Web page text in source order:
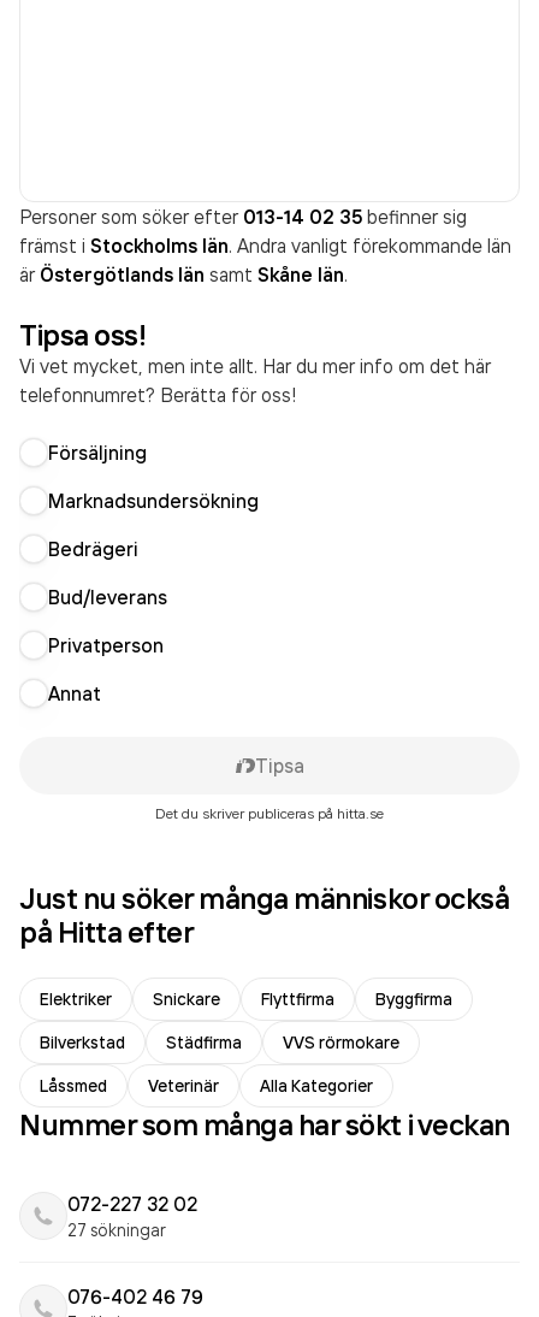
Personer som söker efter 013-14 02 35 befinner sig
främst i Stockholms län. Andra vanligt förekommande län
är Östergötlands län samt Skåne län.
Tipsa oss!
Vi vet mycket, men inte allt. Har du mer info om det här
telefonnumret? Berätta för oss!
Försäljning
Marknadsundersökning
Bedrägeri
Bud/leverans
Privatperson
Annat
Tipsa
Det du skriver publiceras på hitta.se
Just nu söker många människor också
på Hitta efter
Elektriker Snickare Flyttfirma
Byggfirma
Bilverkstad
Städfirma
VVS rörmokare
Låssmed
Veterinär Alla Kategorier
Nummer som många har sökt i veckan
072-227 32 02
27 sökningar
076-402 46 79